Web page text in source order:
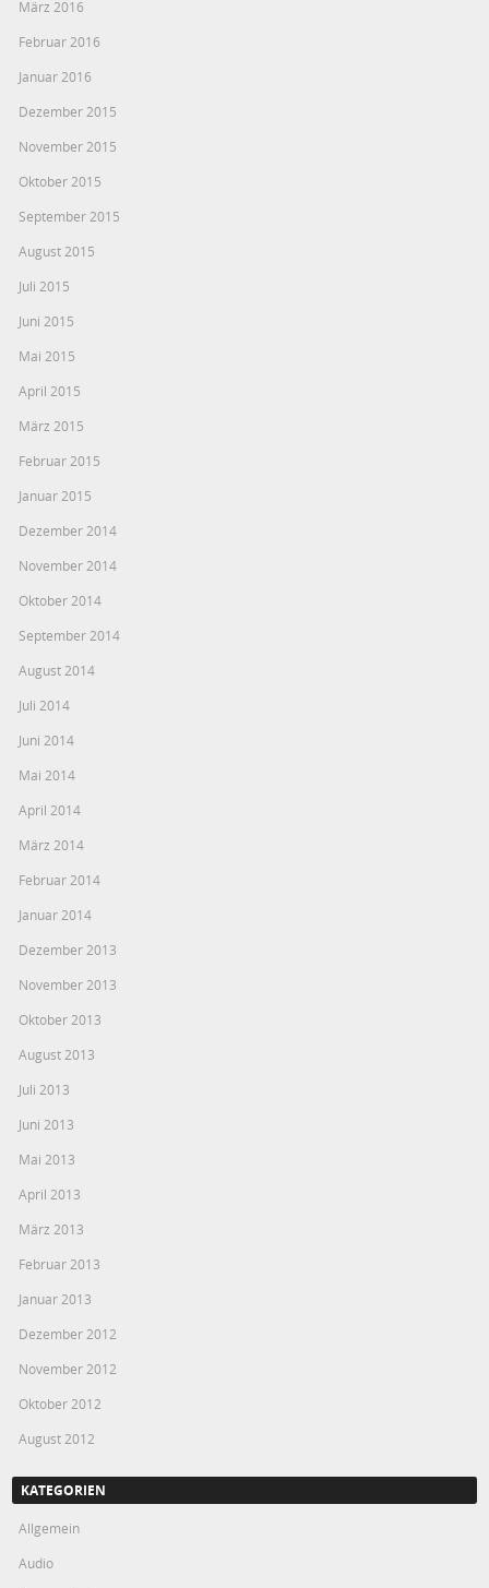
März 2016
Februar 2016
Januar 2016
Dezember 2015
November 2015
Oktober 2015
September 2015
August 2015
Juli 2015
Juni 2015
Mai 2015
April 2015
März 2015
Februar 2015
Januar 2015
Dezember 2014
November 2014
Oktober 2014
September 2014
August 2014
Juli 2014
Juni 2014
Mai 2014
April 2014
März 2014
Februar 2014
Januar 2014
Dezember 2013
November 2013
Oktober 2013
August 2013
Juli 2013
Juni 2013
Mai 2013
April 2013
März 2013
Februar 2013
Januar 2013
Dezember 2012
November 2012
Oktober 2012
August 2012
KATEGORIEN
Allgemein
Audio